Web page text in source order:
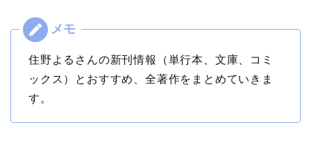
住野よるさんの新刊情報（単行本、文庫、コミ
ックス）とおすすめ、全著作をまとめていきま
す。